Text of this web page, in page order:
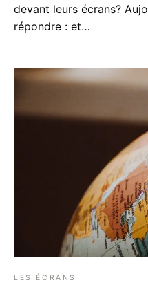
devant leurs écrans?
répondre : et…
LES ÉCRANS